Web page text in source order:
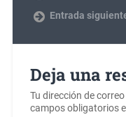
Entrada
Deja una
Tu dirección de
campos obligatorios